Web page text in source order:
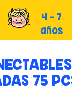
4 - 7
años
75